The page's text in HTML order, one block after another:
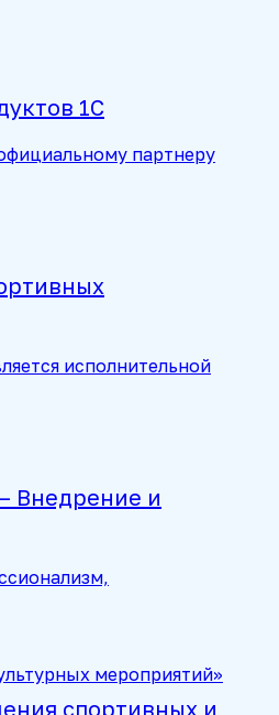
1С
партнеру
исполнительной
Внедрение и
спортивных и